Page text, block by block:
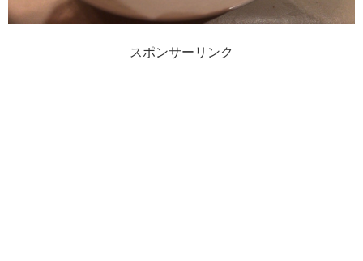
スポンサーリンク